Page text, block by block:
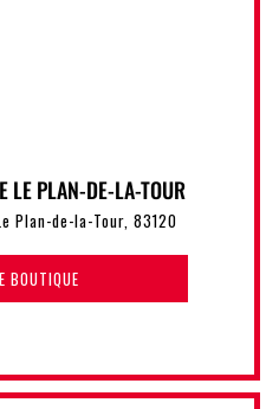
LE PLAN-DE-LA-TOUR
Plan-de-la-Tour, 83120
BOUTIQUE